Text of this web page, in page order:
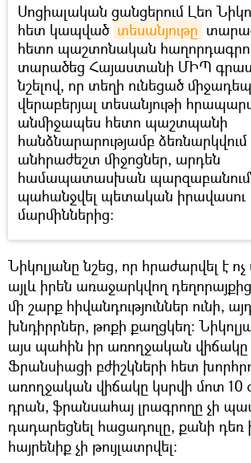
Սոցիալական ցանցերում Լեո
հետ կապված տեսանյութը
հետո պաշտոնական
տարածեց Հայաստանի ՄԻՊ
նշելով, որ տեղի ունեցած
վերաբերյալ տեսանյութի
անմիջապես հետո պաշտպանի
հանձնարարությամբ ձեռնարկվում
անհրաժեշտ միջոցներ, արդեն
համապատասխան
պահանջվել պետական իրավասու
մարմիններից։
Նիկոլյանը նշեց, որ հրաժարվել է
այլև իրեն առաջարկվող
մի շարք հիվանդություններ ունի,
խնդիրրներ, թոքի քաղցկեղ։
այս պահին իր առողջական
Ֆրանսիացի բժիշկների հետ
առողջական վիճակը կսրվի մոտ 10
դրան, ֆրանսահայ լրագրողը չի
դադարեցնել հացադուլը, քանի դեռ
հայրենիք չի թույլատրվել։